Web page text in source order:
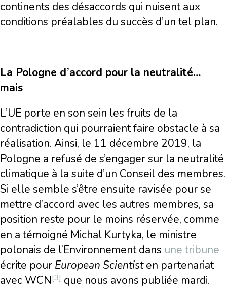
continents des désaccords qui nuisent aux
conditions préalables du succès d’un tel plan.
La Pologne d’accord pour la neutralité…
mais
L’UE porte en son sein les fruits de la
contradiction qui pourraient faire obstacle à sa
réalisation. Ainsi, le 11 décembre 2019, la
Pologne a refusé de s’engager sur la neutralité
climatique à la suite d’un Conseil des membres.
Si elle semble s’être ensuite ravisée pour se
mettre d’accord avec les autres membres, sa
position reste pour le moins réservée, comme
en a témoigné Michal Kurtyka, le ministre
polonais de l’Environnement dans une tribune
écrite pour European Scientisten partenariat
avec WCN[3] que nous avons publiée mardi.